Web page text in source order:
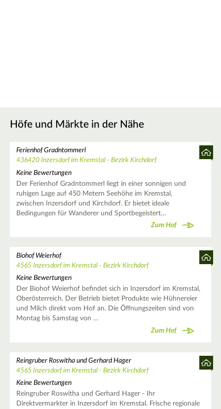
Höfe und Märkte in der Nähe
Ferienhof Gradntommerl
436420 Inzersdorf im Kremstal - Bezirk Kirchdorf
Keine Bewertungen
Der Ferienhof Gradntommerl liegt in einer sonnigen und
ruhigen Lage auf 450 Metern Seehöhe im Kremstal,
zwischen Inzersdorf und Kirchdorf. Er bietet ideale
Bedingungen für Wanderer und Sportbegeistert…
Zum Hof
Biohof Weierhof
4565 Inzersdorf im Kremstal - Bezirk Kirchdorf
Keine Bewertungen
Der Biohof Weierhof befindet sich in Inzersdorf im Kremstal,
Oberösterreich. Der Betrieb bietet Produkte wie Hühnereier
und Milch direkt vom Hof an. Die Öffnungszeiten sind von
Montag bis Samstag von …
Zum Hof
Reingruber Roswitha und Gerhard Hager
4565 Inzersdorf im Kremstal - Bezirk Kirchdorf
Keine Bewertungen
Reingruber Roswitha und Gerhard Hager - Ihr
Direktvermarkter in Inzersdorf im Kremstal. Frische regionale